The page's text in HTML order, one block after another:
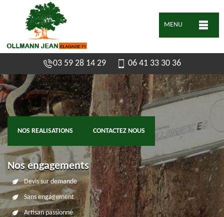
MENU
03 59 28 14 29 06 41 33 30 36
NOS REALISATIONS CONTACTEZ NOUS
Nos engagements
Devis sur demande
Sans engagement
Artisan passionné